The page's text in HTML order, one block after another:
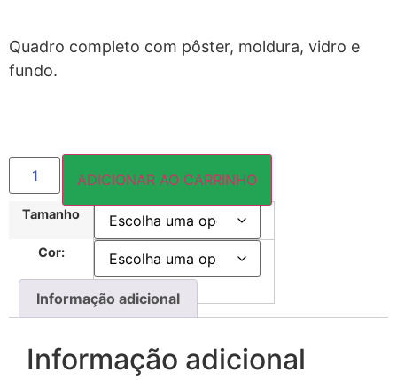
Quadro completo com pôster, moldura, vidro e
fundo.
Tamanho
Cor:
ADICIONAR AO CARRINHO
Informação adicional
Informação adicional